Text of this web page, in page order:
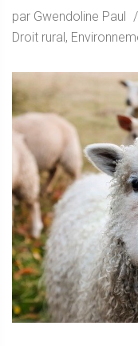
par Gwendoline Paul
Droit rural,